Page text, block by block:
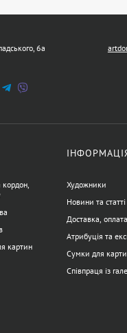
6а
кордон,
картин
Художники
Новини та статті
Доставка,
Атрибуція та
Сумки для
Співпраця із